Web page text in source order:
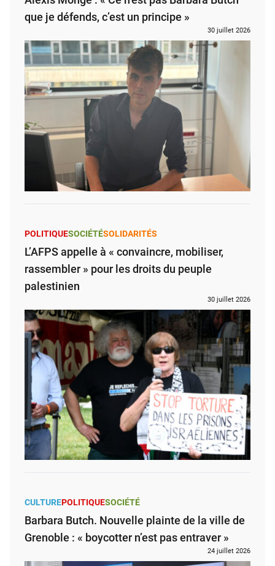
que je défends, c’est un principe »
30 juillet 2026
POLITIQUESOCIÉTÉSOLIDARITÉS
L’AFPS appelle à « convaincre, mobiliser,
rassembler » pour les droits du peuple
palestinien
30 juillet 2026
CULTUREPOLITIQUESOCIÉTÉ
Barbara Butch. Nouvelle plainte de la ville de
Grenoble : « boycotter n’est pas entraver »
24 juillet 2026